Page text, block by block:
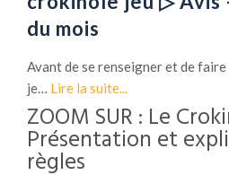
du mois
Avant de se renseigner et de
je… Lire la suite...
ZOOM SUR : Le
Présentation et
règles